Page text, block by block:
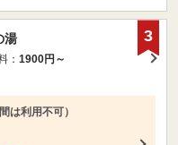
湯
： 1900円～
は利用不可）
3